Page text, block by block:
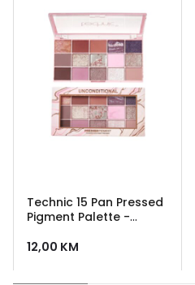
Technic 15 Pan Pressed
Pigment Palette -
12,00 KM